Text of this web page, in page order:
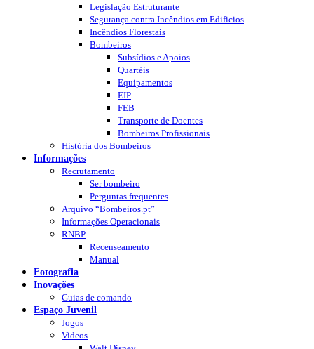
Legislação Estruturante
Segurança contra Incêndios em Edificios
Incêndios Florestais
Bombeiros
Subsídios e Apoios
Quartéis
Equipamentos
EIP
FEB
Transporte de Doentes
Bombeiros Profissionais
História dos Bombeiros
Informações
Recrutamento
Ser bombeiro
Perguntas frequentes
Arquivo “Bombeiros.pt”
Informações Operacionais
RNBP
Recenseamento
Manual
Fotografia
Inovações
Guias de comando
Espaço Juvenil
Jogos
Videos